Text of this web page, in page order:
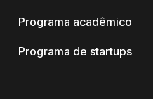
Programa acadêmico
Programa de startups